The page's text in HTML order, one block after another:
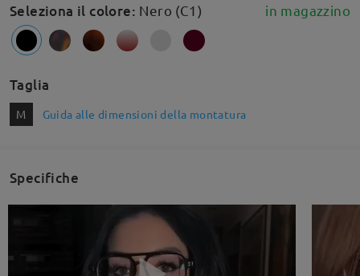
Seleziona il colore: Nero (C1) in magazzino
Taglia
M Guida alle dimensioni della montatura
Specifiche